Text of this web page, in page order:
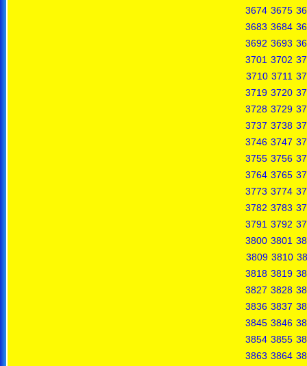
3674 3675
3683 3684
3692 3693
3701 3702
3710 3711
3719 3720
3728 3729
3737 3738
3746 3747
3755 3756
3764 3765
3773 3774
3782 3783
3791 3792
3800 3801
3809 3810
3818 3819
3827 3828
3836 3837
3845 3846
3854 3855
3863 3864